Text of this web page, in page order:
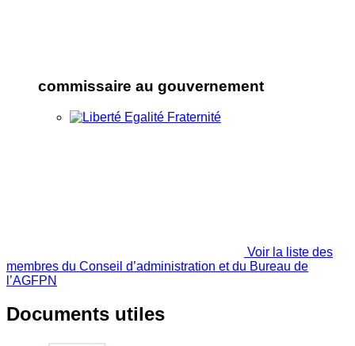
commissaire au gouvernement
Voir la liste des
membres du Conseil d’administration et du Bureau de
l’AGFPN
Documents utiles